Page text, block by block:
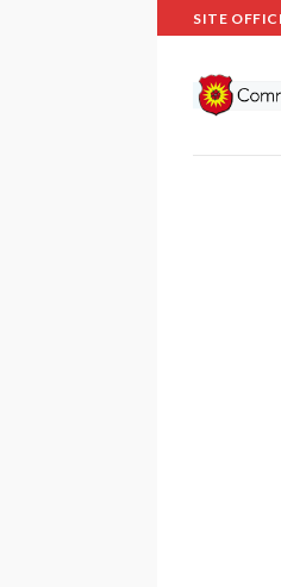
Passer
au
contenu
SITE